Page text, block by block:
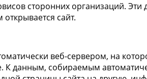
сторонних организаций. Эти
сайт.
веб-сервером, на
К данным, собираемым